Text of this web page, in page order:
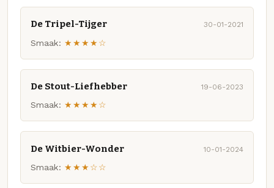
De Tripel-Tijger 30-01-2021
Smaak: ★★★★☆
De Stout-Liefhebber 19-06-2023
Smaak: ★★★★☆
De Witbier-Wonder 10-01-2024
Smaak: ★★★☆☆